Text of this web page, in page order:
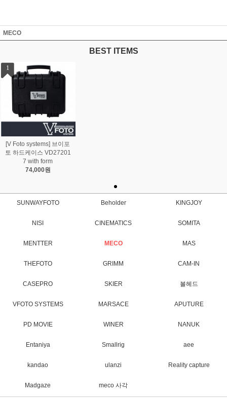
MECO
BEST ITEMS
1
[V Foto systems] 브이포
토 하드케이스 VD27201
7 with form
74,000원
SUNWAYFOTO Beholder KINGJOY
NISI CINEMATICS SOMITA
MENTTER MECO MAS
THEFOTO GRIMM CAM-IN
CASEPRO SKIER 볼헤드
VFOTO SYSTEMS MARSACE APUTURE
PD MOVIE WINER NANUK
Entaniya Smallrig aee
kandao ulanzi Reality capture
Madgaze meco 사각